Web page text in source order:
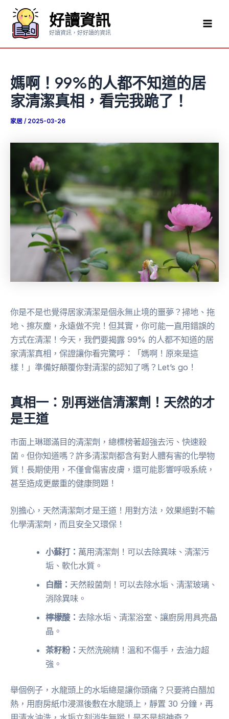
要
好讀資訊
好讀資訊，好好讀的資訊
媽啊！99%的人都不知道的居
家清潔真相，看完我跪了！
家居 / 2025-03-26
你是不是也覺得居家清潔是個永無止境的噩夢？掃地、拖
地、擦灰塵，永遠做不完！但其實，你可能一直用錯誤的
方式在清潔！今天，我們要揭露 99% 的人都不知道的居
家清潔真相，保證讓你看完驚呼：「媽啊！原來是這
樣！」準備好顛覆你對清潔的認知了嗎？Let’s go！
真相一：別再迷信清潔劑！天然的才
是王道
市面上琳瑯滿目的清潔劑，總標榜著超強去污、快速殺
菌。但你知道嗎？許多清潔劑都含有對人體有害的化學物
質！長期使用，不僅會傷害皮膚，還可能影響呼吸系統，
甚至造成更嚴重的健康問題！
別擔心，天然清潔劑才是王道！用對方法，效果絕對不輸
化學清潔劑，而且安全又環保！
小蘇打： 萬用清潔劑！可以去除異味、清潔污
垢、軟化水質。
白醋： 天然殺菌劑！可以去除水垢、清潔玻璃、
消除異味。
檸檬酸： 去除水垢、清潔浴室、讓廚房用具亮晶
晶。
茶籽粉： 天然洗碗精！溫和不傷手，去油力超
強。
舉個例子，水龍頭上的水垢總是讓你頭痛？只要將白醋加
熱，用廚房紙巾浸濕後敷在水龍頭上，靜置 30 分鐘，再